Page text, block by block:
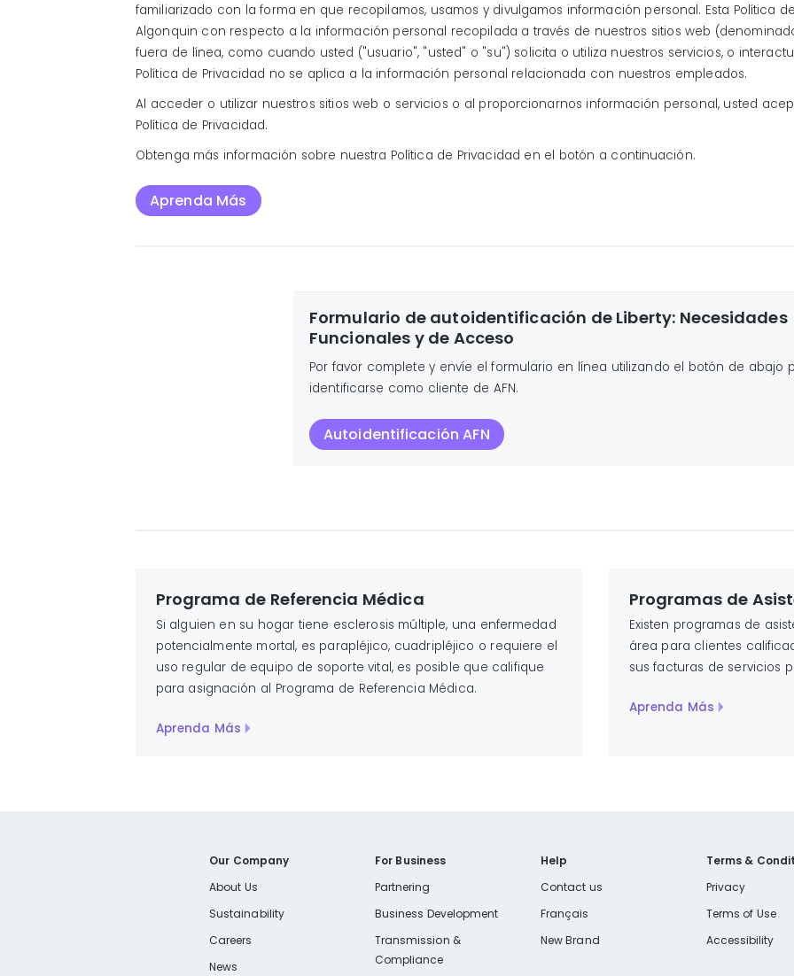
familiarizado con la forma en que recopilamos, usamos y divulgamos información personal. Esta Política
Algonquin con respecto a la información personal recopilada a través de nuestros sitios web
fuera de línea, como cuando usted ("usuario", "usted" o "su") solicita o utiliza nuestros servicios, o
Política de Privacidad no se aplica a la información personal relacionada con nuestros empleados.
Al acceder o utilizar nuestros sitios web o servicios o al proporcionarnos información personal, usted
Política de Privacidad.
Obtenga más información sobre nuestra Política de Privacidad en el botón a continuación.
Aprenda Más
Formulario de autoidentificación de Liberty: Necesidades
Funcionales y de Acceso
Por favor complete y envíe el formulario en línea utilizando el botón de abajo
identificarse como cliente de AFN.
Autoidentificación AFN
Programa de Referencia Médica
Si alguien en su hogar tiene esclerosis múltiple, una enfermedad
potencialmente mortal, es parapléjico, cuadripléjico o requiere el
uso regular de equipo de soporte vital, es posible que califique
para asignación al Programa de Referencia Médica.
Aprenda Más
Programas de
Existen programas de
área para clientes
sus facturas de servicios
Aprenda Más
Our Company
About Us
Sustainability
Careers
News
For Business
Partnering
Business Development
Transmission &
Compliance
Help
Contact us
Français
New Brand
Terms &
Privacy
Terms of Use
Accessibility